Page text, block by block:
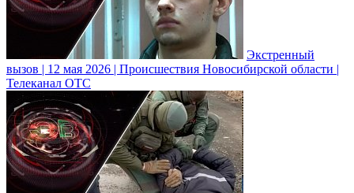
Экстренный
вызов | 12 мая 2026 | Происшествия Новосибирской области |
Телеканал ОТС